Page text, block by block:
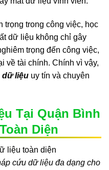
trọng trong công việc, học
dữ liệu không chỉ gây
trọng đến công việc,
về tài chính. Chính vì vậy,
dữ liệu uy tín và chuyên
Tại Quận Bình
Diện
cứu dữ liệu đa dạng cho